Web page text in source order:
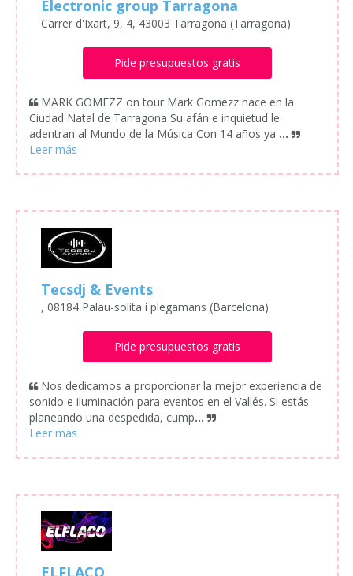
Electronic group Tarragona
Carrer d'Ixart, 9, 4, 43003 Tarragona (Tarragona)
Pide presupuestos gratis
MARK GOMEZZ on tour Mark Gomezz nace en la
Ciudad Natal de Tarragona Su afán e inquietud le
adentran al Mundo de la Música Con 14 años ya ...
Tecsdj & Events
, 08184 Palau-solita i plegamans (Barcelona)
Pide presupuestos gratis
Nos dedicamos a proporcionar la mejor experiencia de
sonido e iluminación para eventos en el Vallés. Si estás
planeando una despedida, cump...